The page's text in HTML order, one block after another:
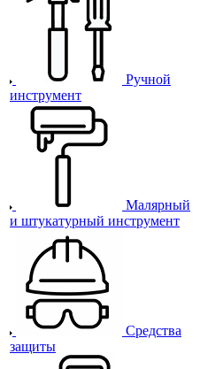
Ручной
инструмент
Малярный
и штукатурный инструмент
Средства
защиты